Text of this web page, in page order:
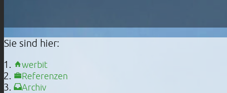
Sie sind hier:
werbit
Referenzen
Archiv